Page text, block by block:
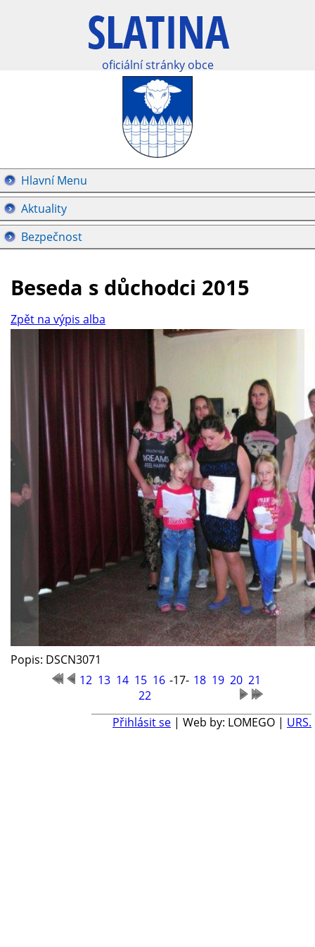
oficiální stránky obce
Hlavní Menu
Aktuality
Bezpečnost
Beseda s důchodci 2015
Zpět na výpis alba
Popis: DSCN3071
12 13 14 15 16 -17- 18 19 20 21
22
Přihlásit se | Web by: LOMEGO | URS.